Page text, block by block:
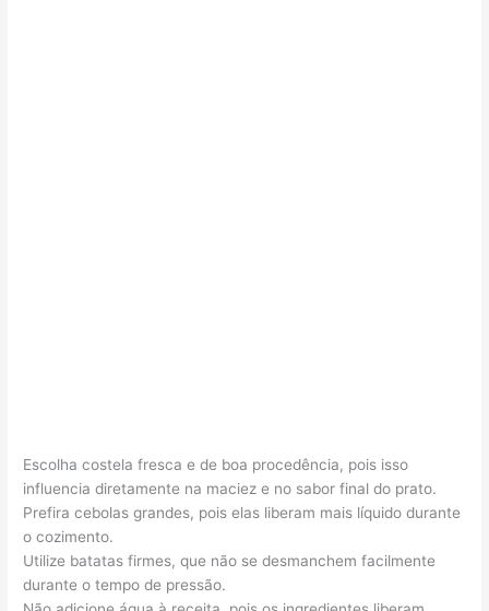
Escolha costela fresca e de boa procedência, pois isso
influencia diretamente na maciez e no sabor final do prato.
Prefira cebolas grandes, pois elas liberam mais líquido durante
o cozimento.
Utilize batatas firmes, que não se desmanchem facilmente
durante o tempo de pressão.